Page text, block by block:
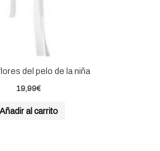
del pelo de la niña
19,99€
Añadir al carrito